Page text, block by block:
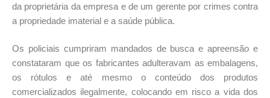
da proprietária da empresa e de um gerente por crimes contra
a propriedade imaterial e a saúde pública.
Os policiais cumpriram mandados de busca e apreensão e
constataram que os fabricantes adulteravam as embalagens,
os rótulos e até mesmo o conteúdo dos produtos
comercializados ilegalmente, colocando em risco a vida dos